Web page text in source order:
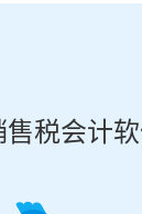
售税会计